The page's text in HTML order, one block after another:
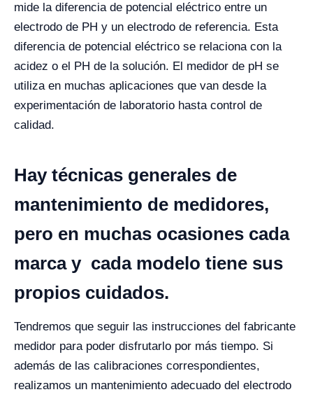
mide la diferencia de potencial eléctrico entre un
electrodo de PH y un electrodo de referencia. Esta
diferencia de potencial eléctrico se relaciona con la
acidez o el PH de la solución. El medidor de pH se
utiliza en muchas aplicaciones que van desde la
experimentación de laboratorio hasta control de
calidad.
Hay técnicas generales de
mantenimiento de medidores,
pero en muchas ocasiones cada
marca y cada modelo tiene sus
propios cuidados.
Tendremos que seguir las instrucciones del fabricante
medidor para poder disfrutarlo por más tiempo. Si
además de las calibraciones correspondientes,
realizamos un mantenimiento adecuado del electrodo